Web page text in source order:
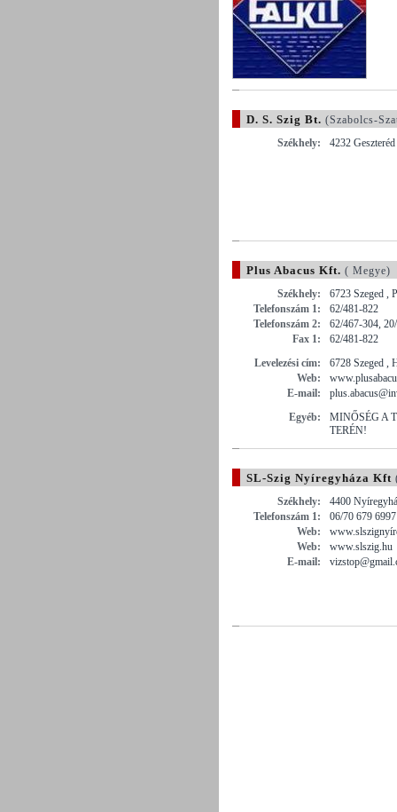
D. S. Szig Bt. (Szabolcs-
Székhely:
4232
Plus Abacus Kft. ( Megye)
Székhely:
6723 Szeged ,
Telefonszám 1:
62/481-822
Telefonszám 2:
62/467-304,
Fax 1:
62/481-822
Levelezési cím:
6728 Szeged ,
Web:
E-mail:
Egyéb:
MINŐSÉG A
TERÉN!
SL-Szig Nyíregyháza Kft
Székhely:
4400
Telefonszám 1:
06/70 679 6997
Web:
Web:
www.slszig.hu
E-mail: